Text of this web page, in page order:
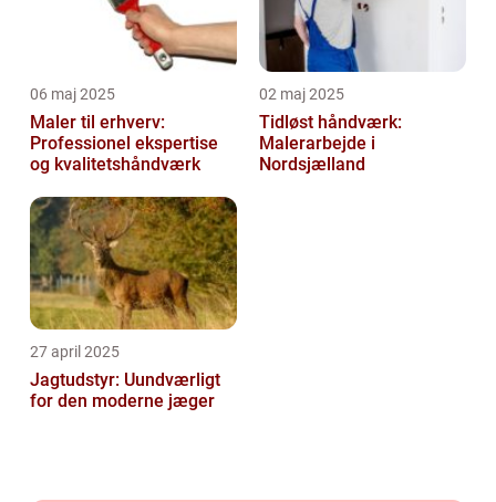
06 maj 2025
Maler til erhverv:
Professionel ekspertise
og kvalitetshåndværk
02 maj 2025
Tidløst håndværk:
Malerarbejde i
Nordsjælland
27 april 2025
Jagtudstyr: Uundværligt
for den moderne jæger